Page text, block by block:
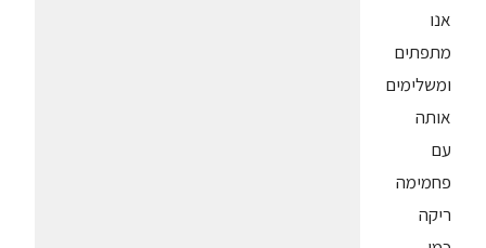
אנו
מתפתים
ומשלימים
אותה
עם
פחמימה
ריקה